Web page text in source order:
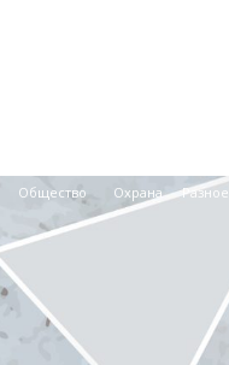
Общество Охрана Разное